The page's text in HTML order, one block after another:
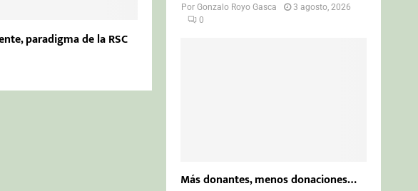
paradigma de la RSC
PorGonzalo Royo Gasca
3 agosto, 2026
0
Más donantes, menos donaciones…